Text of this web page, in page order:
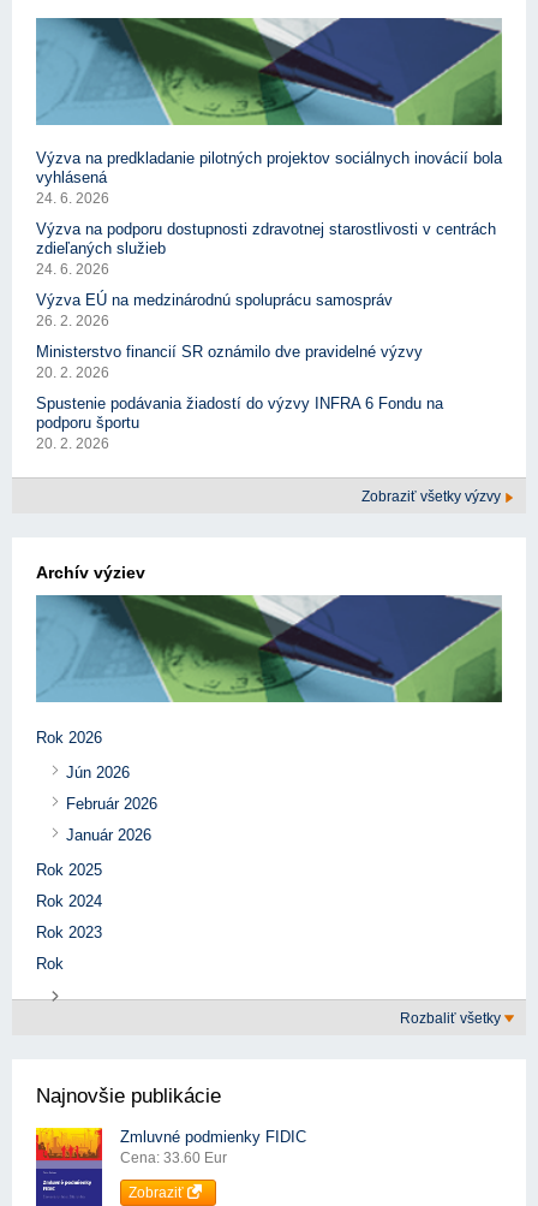
Výzva na predkladanie pilotných projektov sociálnych inovácií bola
vyhlásená
24. 6. 2026
Výzva na podporu dostupnosti zdravotnej starostlivosti v centrách
zdieľaných služieb
24. 6. 2026
Výzva EÚ na medzinárodnú spoluprácu samospráv
26. 2. 2026
Ministerstvo financií SR oznámilo dve pravidelné výzvy
20. 2. 2026
Spustenie podávania žiadostí do výzvy INFRA 6 Fondu na
podporu športu
20. 2. 2026
Zobraziť všetky výzvy
Archív výziev
Rok 2026
Jún 2026
Február 2026
Január 2026
Rok 2025
Rok 2024
Rok 2023
Rok
Rozbaliť všetky
Najnovšie publikácie
Zmluvné podmienky FIDIC
Cena: 33.60 Eur
Zobraziť